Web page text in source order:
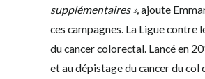
supplémentaires »,ajoute
ces campagnes. La Ligue
du cancer colorectal. Lancé en
et au dépistage du cancer du col